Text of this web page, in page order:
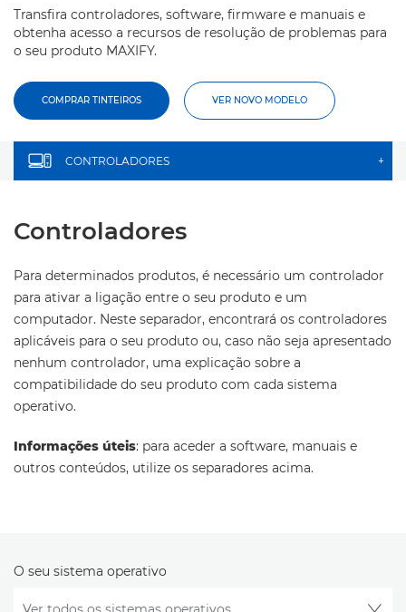
Transfira controladores, software, firmware e manuais e
obtenha acesso a recursos de resolução de problemas para
o seu produto MAXIFY.
COMPRAR TINTEIROS VER NOVO MODELO
CONTROLADORES +
Controladores
Para determinados produtos, é necessário um controlador
para ativar a ligação entre o seu produto e um
computador. Neste separador, encontrará os controladores
aplicáveis para o seu produto ou, caso não seja apresentado
nenhum controlador, uma explicação sobre a
compatibilidade do seu produto com cada sistema
operativo.
Informações úteis: para aceder a software, manuais e
outros conteúdos, utilize os separadores acima.
O seu sistema operativo